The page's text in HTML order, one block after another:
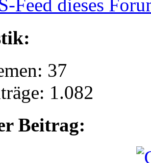
Feed dieses
37
1.082
Beitrag: